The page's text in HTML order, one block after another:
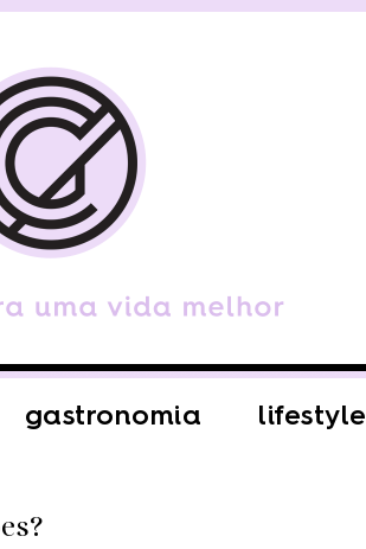
gastronomia lifestyle